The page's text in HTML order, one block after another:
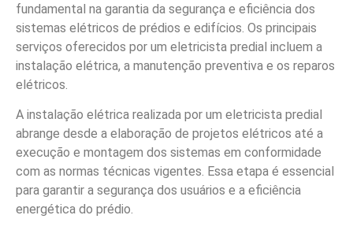
fundamental na garantia da segurança e eficiência dos
sistemas elétricos de prédios e edifícios. Os principais
serviços oferecidos por um eletricista predial incluem a
instalação elétrica, a manutenção preventiva e os reparos
elétricos.
A instalação elétrica realizada por um eletricista predial
abrange desde a elaboração de projetos elétricos até a
execução e montagem dos sistemas em conformidade
com as normas técnicas vigentes. Essa etapa é essencial
para garantir a segurança dos usuários e a eficiência
energética do prédio.